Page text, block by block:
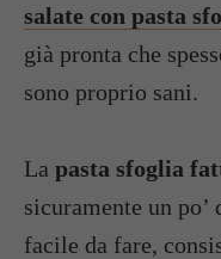
salate con pasta
già pronta che
sono proprio sani.
La pasta sfoglia
sicuramente un
facile da fare,